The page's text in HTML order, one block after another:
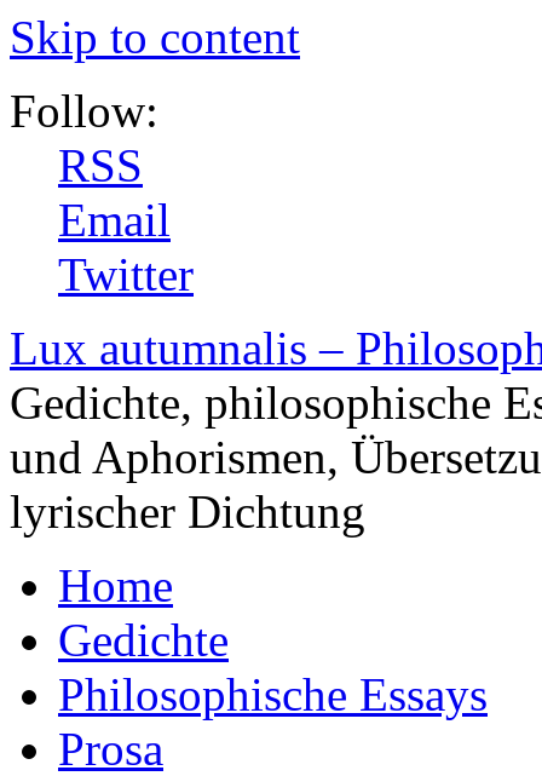
Skip to content
Follow:
RSS
Email
Twitter
Lux autumnalis –
Gedichte, philosophische
und Aphorismen,
lyrischer Dichtung
Home
Gedichte
Philosophische Essays
Prosa